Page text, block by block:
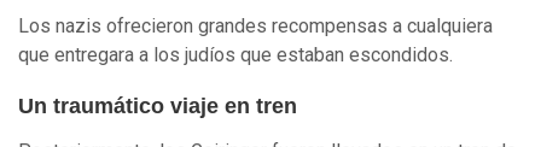
Los nazis ofrecieron grandes recompensas a cualquiera
que entregara a los judíos que estaban escondidos.
Un traumático viaje en tren